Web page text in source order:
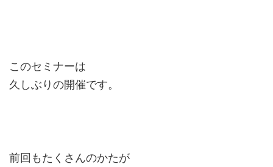
このセミナーは
久しぶりの開催です。
前回もたくさんのかたが